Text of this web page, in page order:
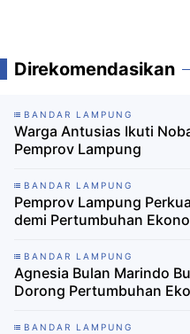
Direkomendasikan
BANDAR LAMPUNG
Warga Antusias Ikuti
Pemprov Lampung
BANDAR LAMPUNG
Pemprov Lampung
demi Pertumbuhan
BANDAR LAMPUNG
Agnesia Bulan Marindo
Dorong Pertumbuhan
BANDAR LAMPUNG